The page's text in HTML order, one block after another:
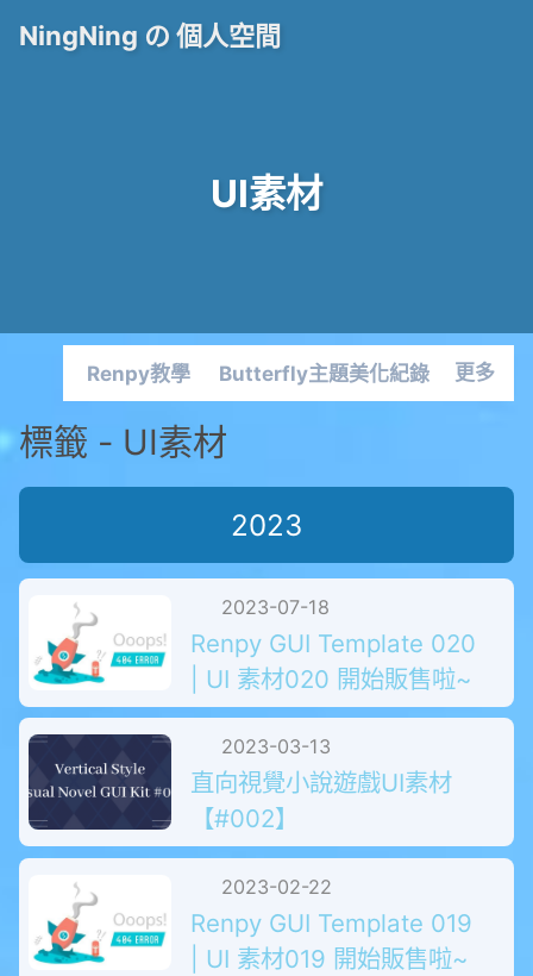
NingNing の 個人空間
UI素材
Renpy教學 Butterfly主題美化紀錄
標籤 - UI素材
2023
Renpy GUI Template 020
| UI 素材020 開始販售啦~
2023-03-13
直向視覺小說遊戲UI素材
【#002】
Renpy GUI Template 019